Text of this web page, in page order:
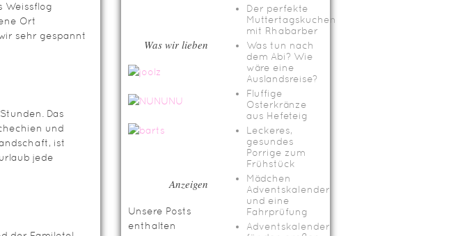
Weissflog
Ort
sehr gespannt
Das
und
ist
jede
Was wir lieben
Anzeigen
Unsere Posts
enthalten
Der perfekte
Muttertagskuchen
mit Rhabarber
Was tun nach
dem Abi? Wie
wäre eine
Auslandsreise?
Fluffige
Osterkränze
aus Hefeteig
Leckeres,
gesundes
Porrige zum
Frühstück
Mädchen
Adventskalender
und eine
Fahrprüfung
Adventskalender